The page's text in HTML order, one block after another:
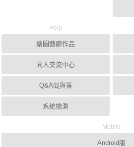
Help
繪圖藝廊作品
同人交流中心
Q&A問與答
系統檢測
Mobile
Android版